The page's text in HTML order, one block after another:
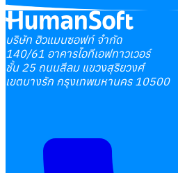
บริษัท ฮิวแมนซอฟท์ จำกัด
140/61 อาคารไอทีเอฟทาวเวอร์
ชั้น 25 ถนนสีลม แขวงสุริยวงศ์
เขตบางรัก กรุงเทพมหานคร 10500